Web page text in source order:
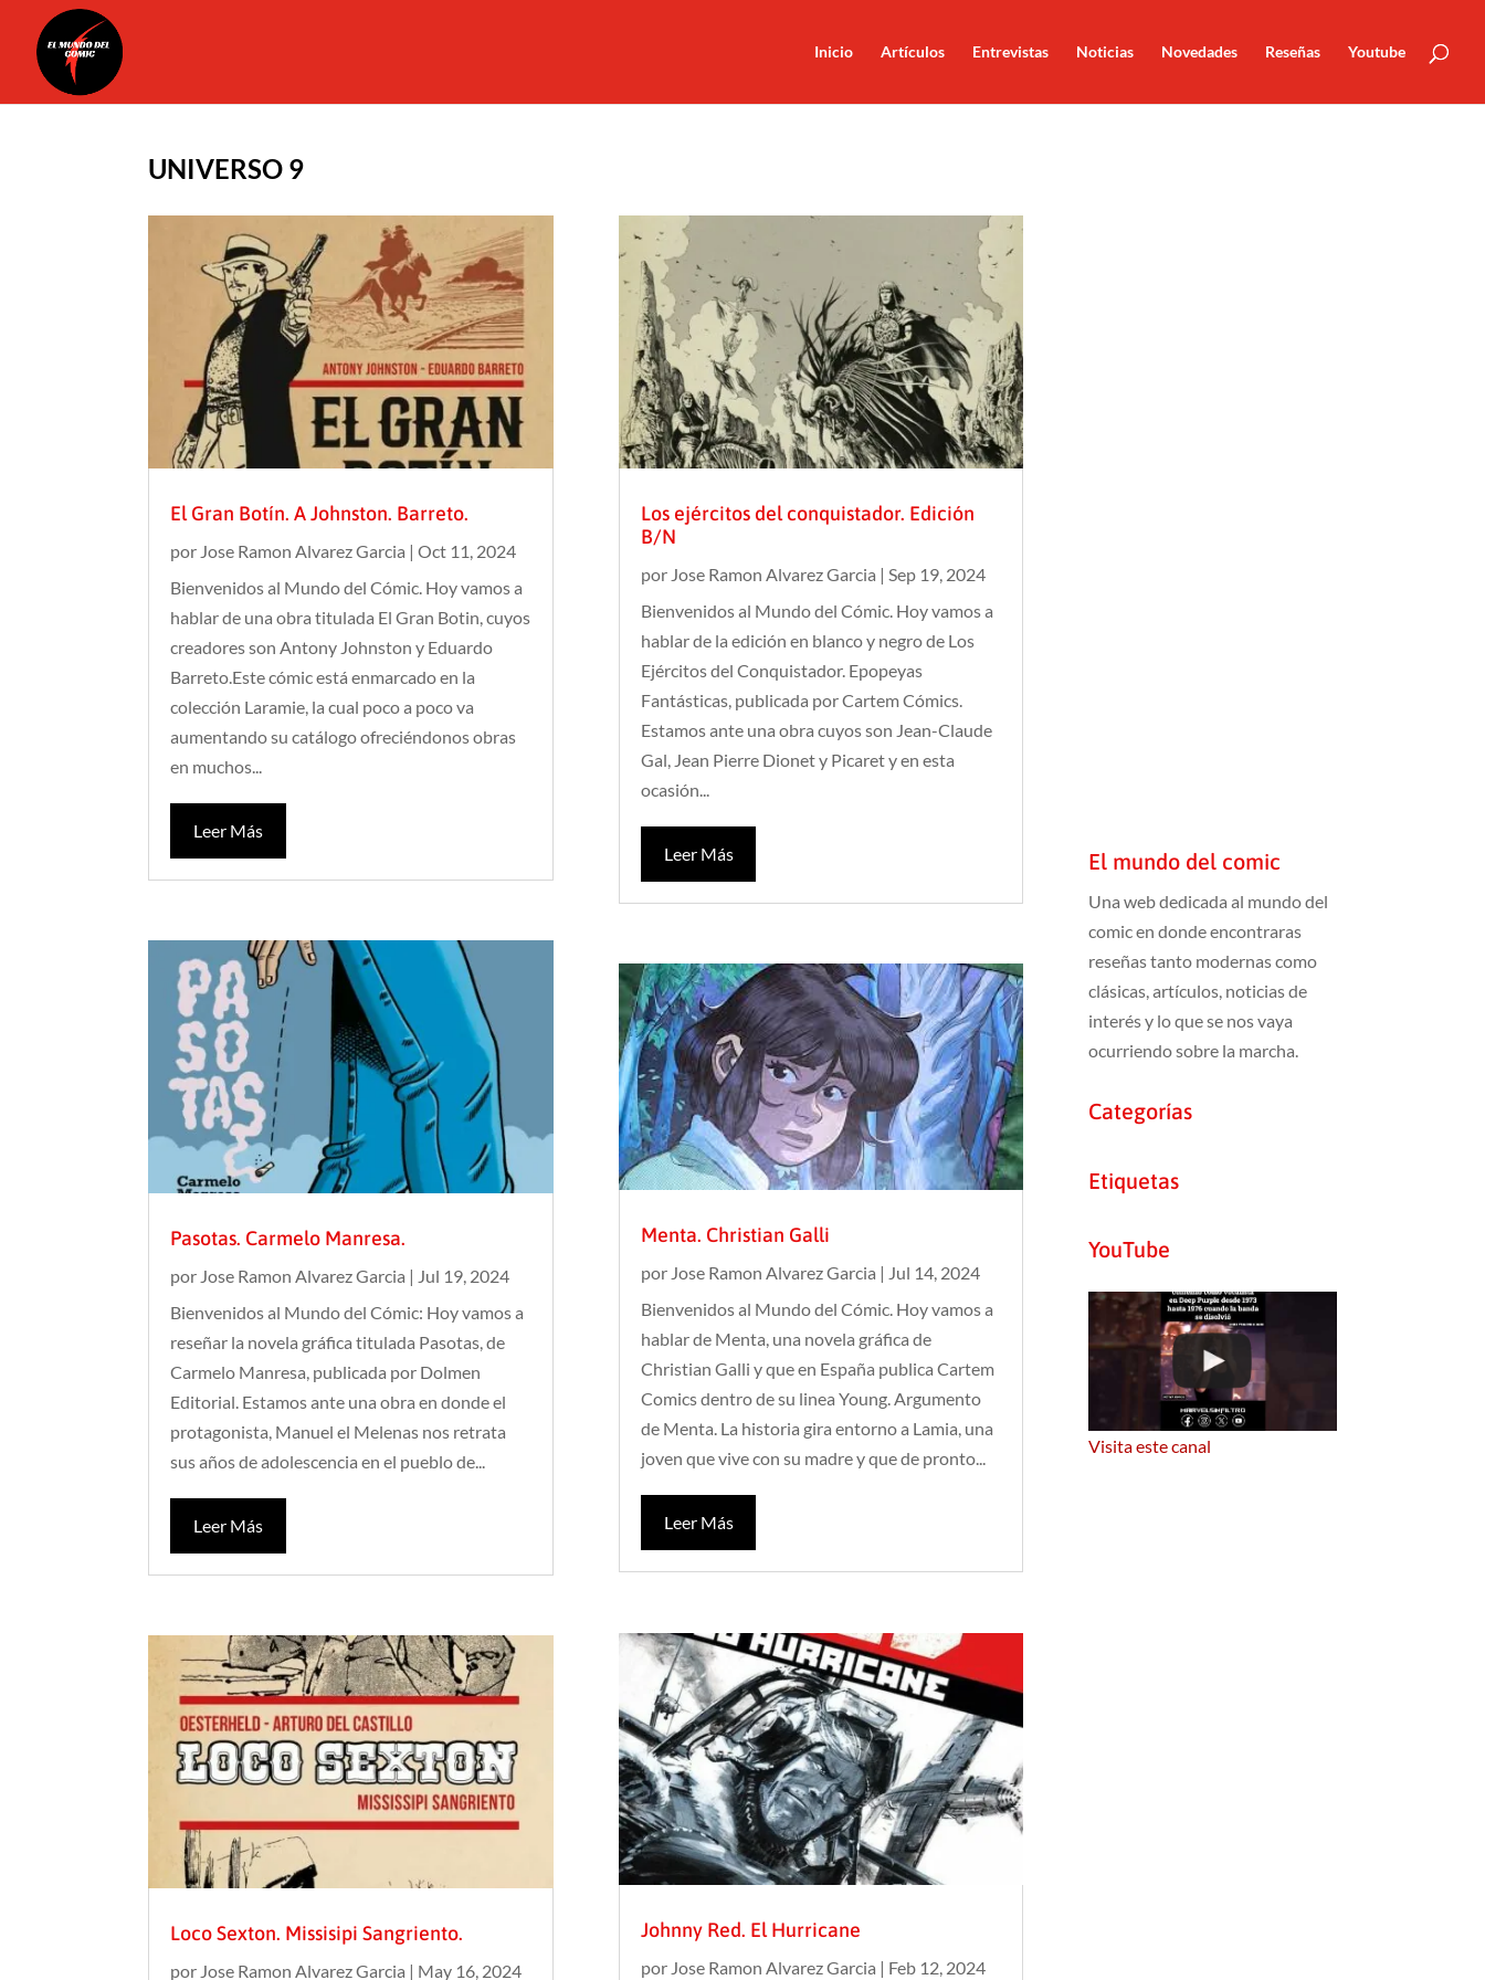
Inicio Artículos Entrevistas Noticias Novedades Reseñas Youtube
UNIVERSO 9
El Gran Botín. A Johnston. Barreto.
por Jose Ramon Alvarez Garcia |Oct 11, 2024
Bienvenidos al Mundo del Cómic. Hoy vamos a
hablar de una obra titulada El Gran Botin, cuyos
creadores son Antony Johnston y Eduardo
Barreto.Este cómic está enmarcado en la
colección Laramie, la cual poco a poco va
aumentando su catálogo ofreciéndonos obras
en muchos...
Leer Más
Pasotas. Carmelo Manresa.
por Jose Ramon Alvarez Garcia | Jul 19, 2024
Bienvenidos al Mundo del Cómic: Hoy vamos a
reseñar la novela gráfica titulada Pasotas, de
Carmelo Manresa, publicada por Dolmen
Editorial. Estamos ante una obra en donde el
protagonista, Manuel el Melenas nos retrata
sus años de adolescencia en el pueblo de...
Leer Más
Loco Sexton. Missisipi Sangriento.
por Jose Ramon Alvarez Garcia | May 16, 2024
Los ejércitos del conquistador. Edición
B/N
por Jose Ramon Alvarez Garcia | Sep 19, 2024
Bienvenidos al Mundo del Cómic. Hoy vamos a
hablar de la edición en blanco y negro de Los
Ejércitos del Conquistador. Epopeyas
Fantásticas, publicada por Cartem Cómics.
Estamos ante una obra cuyos son Jean-Claude
Gal, Jean Pierre Dionet y Picaret y en esta
ocasión...
Leer Más
Menta. Christian Galli
por Jose Ramon Alvarez Garcia | Jul 14, 2024
Bienvenidos al Mundo del Cómic. Hoy vamos a
hablar de Menta, una novela gráfica de
Christian Galli y que en España publica Cartem
Comics dentro de su linea Young. Argumento
de Menta. La historia gira entorno a Lamia, una
joven que vive con su madre y que de pronto...
Leer Más
Johnny Red. El Hurricane
por Jose Ramon Alvarez Garcia | Feb 12, 2024
El mundo del comic
Una web dedicada al mundo del
comic en donde encontraras
reseñas tanto modernas como
clásicas, artículos, noticias de
interés y lo que se nos vaya
ocurriendo sobre la marcha.
Categorías
Etiquetas
YouTube
Visita este canal